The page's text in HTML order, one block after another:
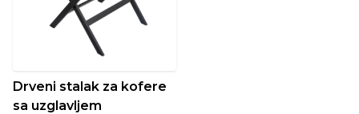
Drveni stalak za kofere
sa uzglavljem